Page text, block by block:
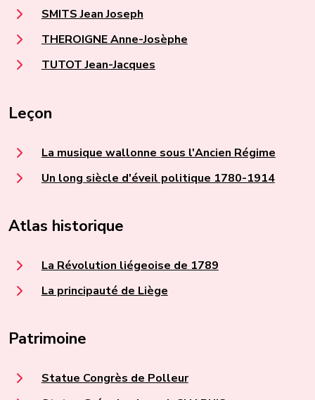
SMITS Jean Joseph
THEROIGNE Anne-Josèphe
TUTOT Jean-Jacques
Leçon
La musique wallonne sous l'Ancien Régime
Un long siècle d'éveil politique 1780-1914
Atlas historique
La Révolution liégeoise de 1789
La principauté de Liège
Patrimoine
Statue Congrès de Polleur